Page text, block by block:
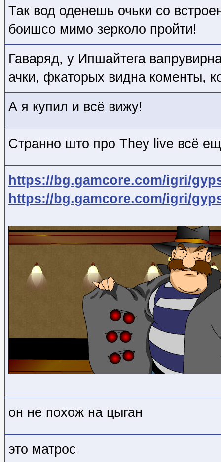
Так вод оденешь очьки со
боишсо мимо зерколо пройти!
Гаваряд, у Ипшайтега
ачки, фкаторых видна коменты,
А я купил и всё вижу!
Странно што про They live всё
https://bg.gamcore.com/igri/
https://bg.gamcore.com/igri/
он не похож на цыган
это матрос